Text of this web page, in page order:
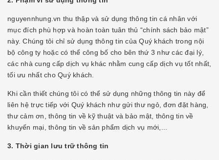
nguyennhung.vn thu thập và sử dụng thông tin cá nhân với
mục đích phù hợp và hoàn toàn tuân thủ “chính sách bảo mật”
này. Chúng tôi chỉ sử dụng thông tin của Quý khách trong nội
bộ công ty hoặc có thể công bố cho bên thứ 3 như các đại lý,
các nhà cung cấp dịch vụ khác nhằm cung cấp dịch vụ tốt nhất,
tối ưu nhất cho Quý khách.
Khi cần thiết chúng tôi có thể sử dụng những thông tin này để
liên hệ trực tiếp với Quý khách như gửi thư ngỏ, đơn đặt hàng,
thư cảm ơn, thông tin về kỹ thuật và bảo mật, thông tin về
khuyến mại, thông tin về sản phẩm dịch vụ mới,...
3. Thời gian lưu trữ thông tin